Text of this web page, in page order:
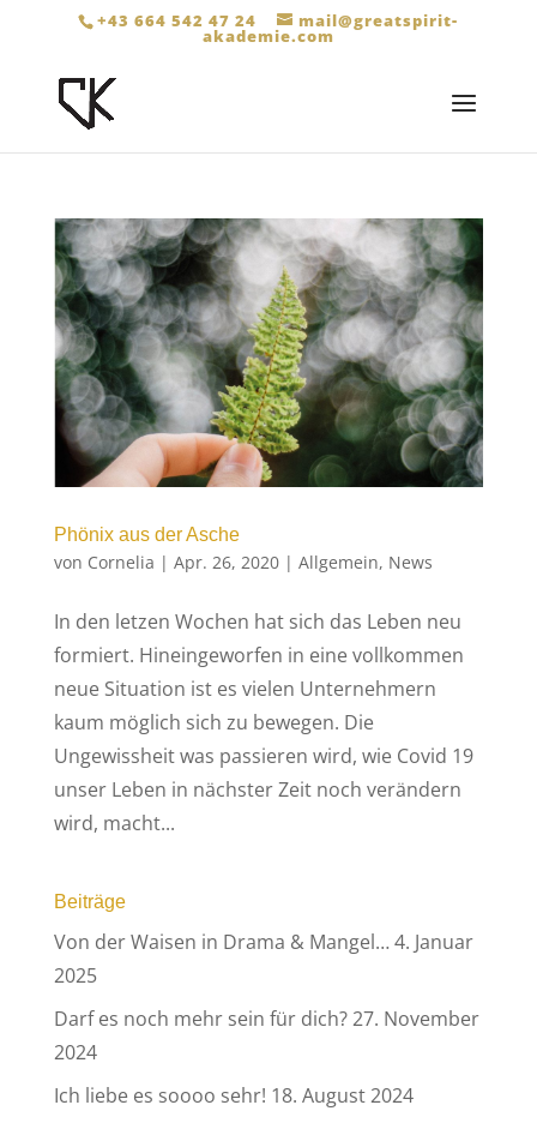
+43 664 542 47 24 mail@greatspirit-
akademie.com
Phönix aus der Asche
von Cornelia | Apr. 26, 2020| Allgemein, News
In den letzen Wochen hat sich das Leben neu
formiert. Hineingeworfen in eine vollkommen
neue Situation ist es vielen Unternehmern
kaum möglich sich zu bewegen. Die
Ungewissheit was passieren wird, wie Covid 19
unser Leben in nächster Zeit noch verändern
wird, macht...
Beiträge
Von der Waisen in Drama & Mangel…4. Januar
2025
Darf es noch mehr sein für dich?27. November
2024
Ich liebe es soooo sehr! 18. August 2024